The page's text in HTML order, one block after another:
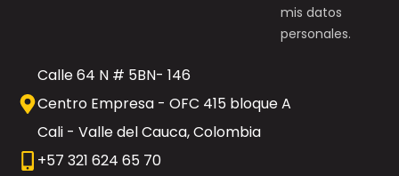
mis datos
personales.
Calle 64 N # 5BN- 146
Centro Empresa - OFC 415 bloque A
Cali - Valle del Cauca, Colombia
+57 321 624 65 70